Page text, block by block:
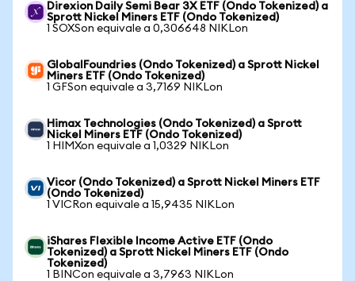
Direxion Daily Semi Bear 3X ETF (Ondo Tokenized) a
Sprott Nickel Miners ETF (Ondo Tokenized)
1 SOXSon equivale a 0,306648 NIKLon
GlobalFoundries (Ondo Tokenized) a Sprott Nickel
Miners ETF (Ondo Tokenized)
1 GFSon equivale a 3,7169 NIKLon
Himax Technologies (Ondo Tokenized) a Sprott
Nickel Miners ETF (Ondo Tokenized)
1 HIMXon equivale a 1,0329 NIKLon
Vicor (Ondo Tokenized) a Sprott Nickel Miners ETF
(Ondo Tokenized)
1 VICRon equivale a 15,9435 NIKLon
iShares Flexible Income Active ETF (Ondo
Tokenized) a Sprott Nickel Miners ETF (Ondo
Tokenized)
1 BINCon equivale a 3,7963 NIKLon